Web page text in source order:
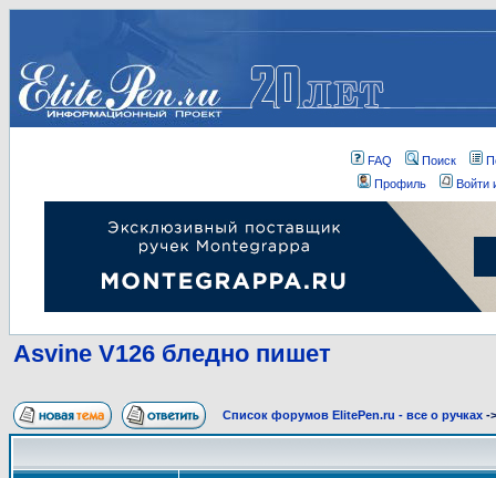
FAQ Поиск
Профиль
Войти
Asvine V126 бледно пишет
Список форумов ElitePen.ru - все о ручках -